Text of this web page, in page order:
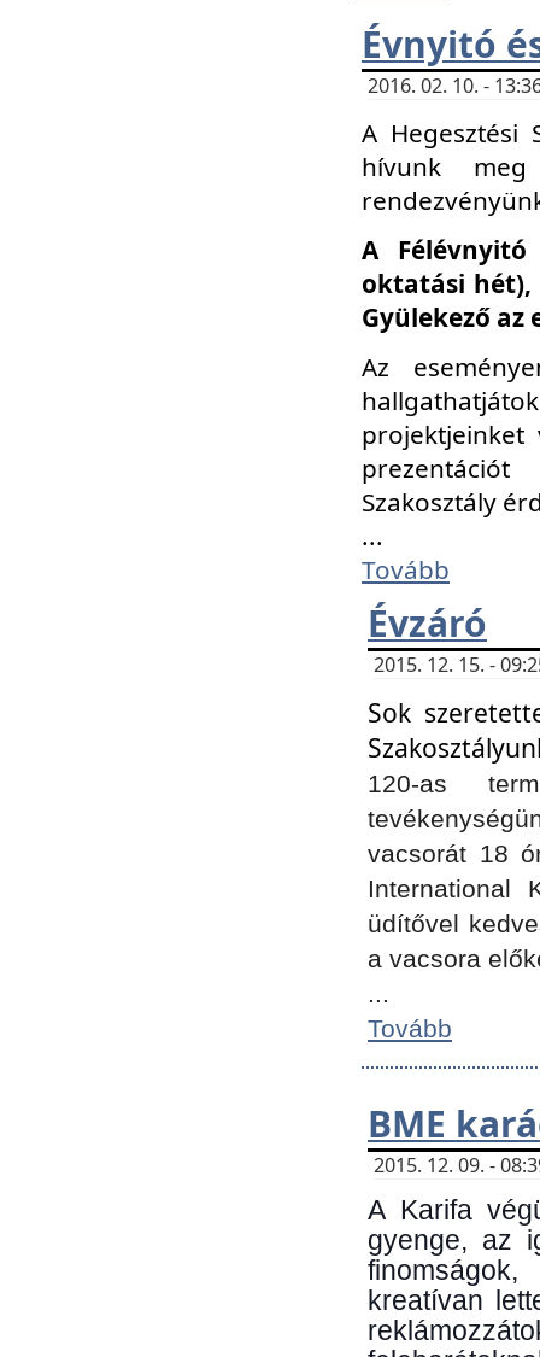
Évnyitó
2016. 02. 10. -
A Hegesztési
hívunk
A
oktatási hét),
Gyülekező az
Az
Szakosztály
...
Tovább
Évzáró
2015. 12. 15. -
Sok
120-as
vacsorát 18
International
üdítővel
a vacsora
...
Tovább
BME
2015. 12. 09. -
A Karifa
gyenge, az
kreatívan